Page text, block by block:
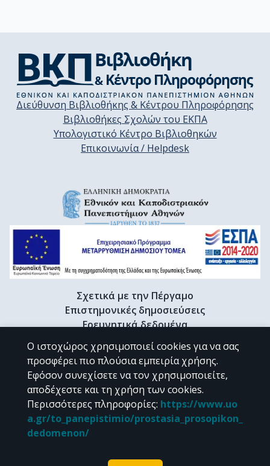
Διεύθυνση Βιβλιοθήκης & Κέντρου Πληροφόρησης
Βιβλιοθήκες Σχολών του ΕΚΠΑ
Υπολογιστικό Κέντρο Βιβλιοθηκών
Επικοινωνία / Helpdesk
Σχετικά με την Πέργαμο
Επιστημονικές δημοσιεύσεις
Ερευνητικά δεδομένα
Διδακτορικές διατριβές & Γκρίζα βιβλιογραφία
Προφίλ Ερευνητή
CC BY-NC 4.0
Εκτός αν αναφέρεται διαφορετικά, το υλικό της "Περγάμου" διατίθεται
Powered by
Ο ιστοχώρος χρησιμοποιεί cookies για να σας
προσφέρει πιο πλούσια εμπειρία χρήσης.
Εφόσον συνεχίσετε να τον χρησιμοποιείτε,
αποδέχεστε και τη χρήση των cookies.
Περισσότερες πληροφορίες: https://www.uo
a.gr/to_panepistimio/prostasia_prosopikon_
dedomenon/